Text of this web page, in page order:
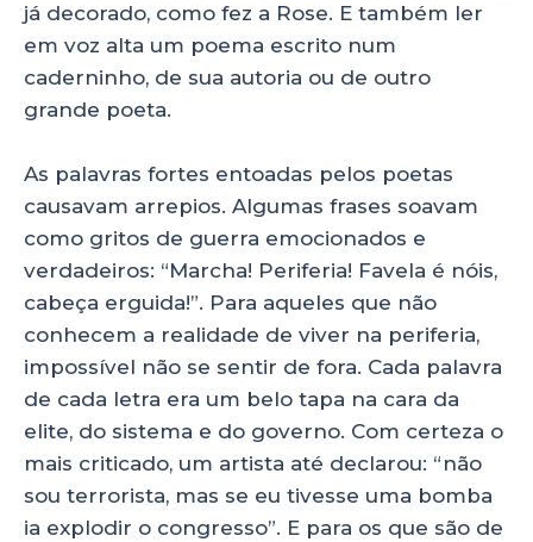
já decorado, como fez a Rose. E também ler
em voz alta um poema escrito num
caderninho, de sua autoria ou de outro
grande poeta.
As palavras fortes entoadas pelos poetas
causavam arrepios. Algumas frases soavam
como gritos de guerra emocionados e
verdadeiros: “Marcha! Periferia! Favela é nóis,
cabeça erguida!”. Para aqueles que não
conhecem a realidade de viver na periferia,
impossível não se sentir de fora. Cada palavra
de cada letra era um belo tapa na cara da
elite, do sistema e do governo. Com certeza o
mais criticado, um artista até declarou: “não
sou terrorista, mas se eu tivesse uma bomba
ia explodir o congresso”. E para os que são de